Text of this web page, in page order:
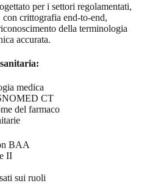
per i settori regolamentati,
con crittografia end-to-end,
della terminologia
accurata.
medica
CT
del farmaco
BAA
II
sui ruoli